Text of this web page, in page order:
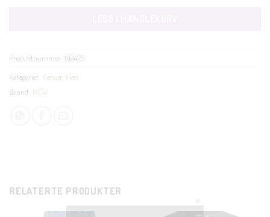
Produktnummer: 102475
Kategorier: Genser Klær
Brand: MEW
RELATERTE PRODUKTER